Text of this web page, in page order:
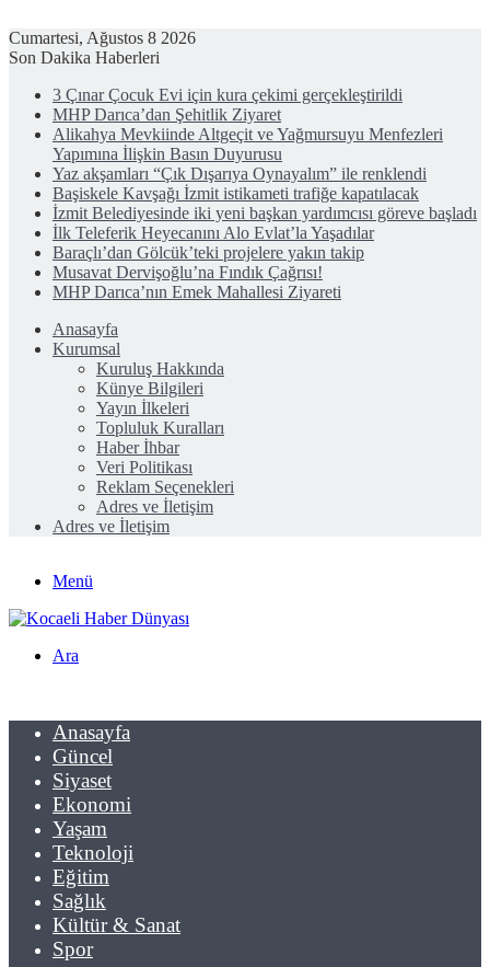
Cumartesi, Ağustos 8 2026
Son Dakika Haberleri
3 Çınar Çocuk Evi için kura çekimi gerçekleştirildi
MHP Darıca’dan Şehitlik Ziyaret
Alikahya Mevkiinde Altgeçit ve Yağmursuyu Menfezleri
Yapımına İlişkin Basın Duyurusu
Yaz akşamları “Çık Dışarıya Oynayalım” ile renklendi
Başiskele Kavşağı İzmit istikameti trafiğe kapatılacak
İzmit Belediyesinde iki yeni başkan yardımcısı göreve başladı
İlk Teleferik Heyecanını Alo Evlat’la Yaşadılar
Baraçlı’dan Gölcük’teki projelere yakın takip
Musavat Dervişoğlu’na Fındık Çağrısı!
MHP Darıca’nın Emek Mahallesi Ziyareti
Anasayfa
Kurumsal
Kuruluş Hakkında
Künye Bilgileri
Yayın İlkeleri
Topluluk Kuralları
Haber İhbar
Veri Politikası
Reklam Seçenekleri
Adres ve İletişim
Adres ve İletişim
Menü
Ara
Anasayfa
Güncel
Siyaset
Ekonomi
Yaşam
Teknoloji
Eğitim
Sağlık
Kültür & Sanat
Spor